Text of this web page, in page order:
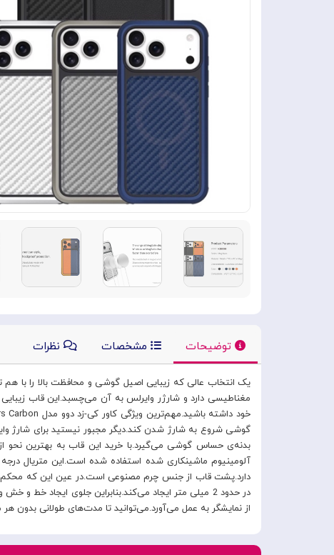
توضیحات مشخصات نظرات
مغناطیسی دارد و شارژر وایرلس به آن می‌چسبد.این قاب
گوشی شروع به شارژ شدن کند.دیگر مجبور نیستید برای شارژ
آلومینیوم ماشینکاری شده استفاده شده است.این متریال
از نمایشگر به عمل می‌آورد.می‌توانید تا مدت‌های طولانی